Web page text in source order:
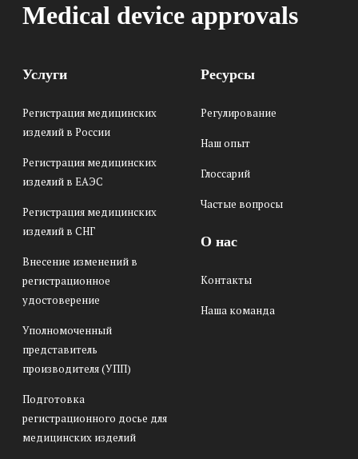
Medical device approvals
Услуги
Регистрация медицинских
изделий в России
Регистрация медицинских
изделий в ЕАЭС
Регистрация медицинских
изделий в СНГ
Внесение изменений в
регистрационное
удостоверение
Уполномоченный
представитель
производителя (УПП)
Подготовка
регистрационного досье для
медицинских изделий
Ресурсы
Регулирование
Наш опыт
Глоссарий
Частые вопросы
О нас
Контакты
Наша команда